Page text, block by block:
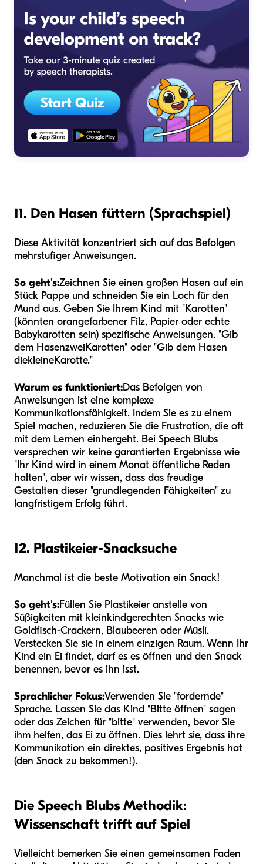
11. Den Hasen füttern (Sprachspiel)
Diese Aktivität konzentriert sich auf das Befolgen
mehrstufiger Anweisungen.
So geht's:Zeichnen Sie einen großen Hasen auf ein
Stück Pappe und schneiden Sie ein Loch für den
Mund aus. Geben Sie Ihrem Kind mit "Karotten"
(könnten orangefarbener Filz, Papier oder echte
Babykarotten sein) spezifische Anweisungen. "Gib
dem HasenzweiKarotten" oder "Gib dem Hasen
diekleineKarotte."
Warum es funktioniert:Das Befolgen von
Anweisungen ist eine komplexe
Kommunikationsfähigkeit. Indem Sie es zu einem
Spiel machen, reduzieren Sie die Frustration, die oft
mit dem Lernen einhergeht. Bei Speech Blubs
versprechen wir keine garantierten Ergebnisse wie
"Ihr Kind wird in einem Monat öffentliche Reden
halten", aber wir wissen, dass das freudige
Gestalten dieser "grundlegenden Fähigkeiten" zu
langfristigem Erfolg führt.
12. Plastikeier-Snacksuche
Manchmal ist die beste Motivation ein Snack!
So geht's:Füllen Sie Plastikeier anstelle von
Süßigkeiten mit kleinkindgerechten Snacks wie
Goldfisch-Crackern, Blaubeeren oder Müsli.
Verstecken Sie sie in einem einzigen Raum. Wenn Ihr
Kind ein Ei findet, darf es es öffnen und den Snack
benennen, bevor es ihn isst.
Sprachlicher Fokus:Verwenden Sie "fordernde"
Sprache. Lassen Sie das Kind "Bitte öffnen" sagen
oder das Zeichen für "bitte" verwenden, bevor Sie
ihm helfen, das Ei zu öffnen. Dies lehrt sie, dass ihre
Kommunikation ein direktes, positives Ergebnis hat
(den Snack zu bekommen!).
Die Speech Blubs Methodik:
Wissenschaft trifft auf Spiel
Vielleicht bemerken Sie einen gemeinsamen Faden